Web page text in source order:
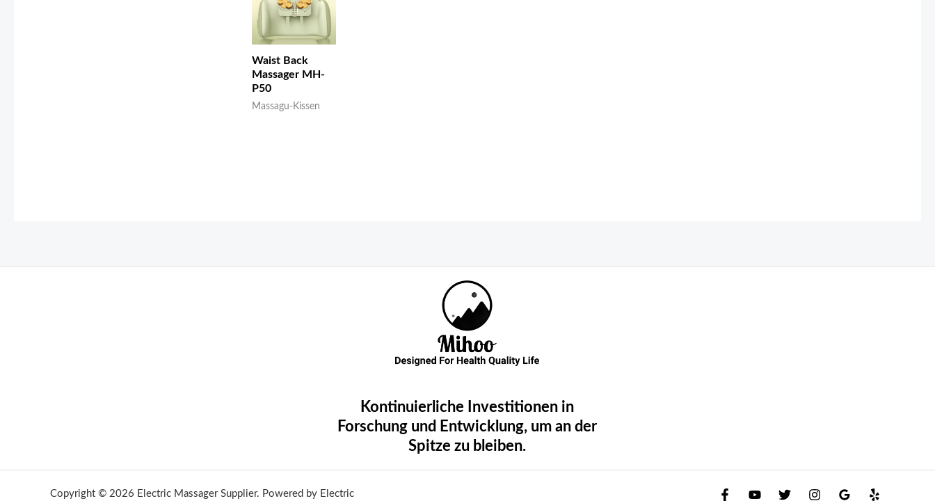
Waist Back
Massager MH-
P50
Massagu-Kissen
Kontinuierliche Investitionen in
Forschung und Entwicklung, um an der
Spitze zu bleiben.
Copyright © 2026 Electric Massager Supplier. Powered by Electric